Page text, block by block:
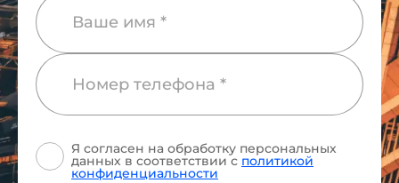
Я согласен на обработку персональных
данных в соответствии с политикой
конфиденциальности